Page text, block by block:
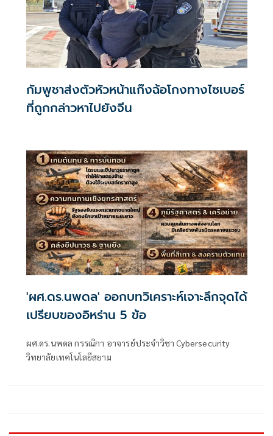
กัมพูชาส่งตัวหัวหน้าแก๊งฉ้อโกงทางไซเบอร์
ที่ถูกกล่าวหาไปยังจีน
'ผศ.ดร.นพดล' ออกบทวิเคราะห์เจาะลึกจุดได้
เปรียบของอิหร่าน 5 ข้อ
ผศ.ดร.นพดล กรรณิกา อาจารย์ประจำวิชา Cybersecurity
วิทยาลัยเทคโนโลยีสยาม